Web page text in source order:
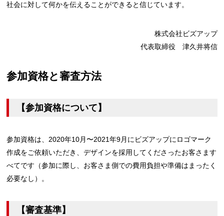
社会に対して何かを伝えることができると信じています。
株式会社ビズアップ
代表取締役 津久井将信
参加資格と審査方法
【参加資格について】
参加資格は、2020年10月〜2021年9月にビズアップにロゴマーク
作成をご依頼いただき、デザインを採用してくださったお客さます
べてです（参加に際し、お客さま側での費用負担や準備はまったく
必要なし）。
【審査基準】